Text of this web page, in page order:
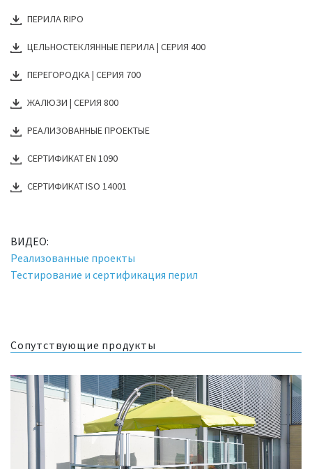
ПЕРИЛА RIPO
ЦЕЛЬНОСТЕКЛЯННЫЕ ПЕРИЛА | СЕРИЯ 400
ПЕРЕГОРОДКА | СЕРИЯ 700
ЖАЛЮЗИ | СЕРИЯ 800
РЕАЛИЗОВАННЫЕ ПРОЕКТЫE
СЕРТИФИКАТ EN 1090
СЕРТИФИКАТ ISO 14001
ВИДЕО:
Реализованные проекты
Тестирование и сертификация перил
Сопутствующие продукты